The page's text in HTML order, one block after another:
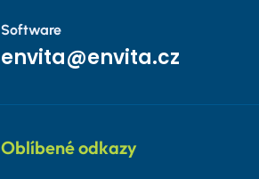
Software
envita@envita.cz
Oblíbené odkazy